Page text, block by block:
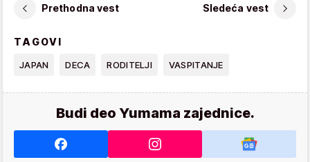
Prethodna vest Sledeća vest
TAGOVI
JAPAN DECA RODITELJI VASPITANJE
Budi deo Yumama zajednice.